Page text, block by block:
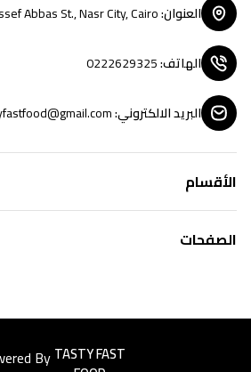
العنوان:
Abbas St., Nasr City, Cairo
الهاتف:
0222629325
البريد الالكتروني:
الأقسام
الصفحات
ByEasyorders